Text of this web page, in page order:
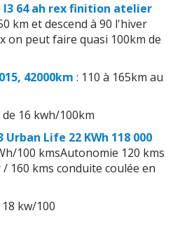
I3 64 ah rex finition atelier
km et descend à 90 l'hiver
on peut faire quasi 100km de
42000km : 110 à 165km au
16 kwh/100km
Urban Life 22 KWh 118 000
100 kmsAutonomie 120 kms
160 kms conduite coulée en
18 kw/100